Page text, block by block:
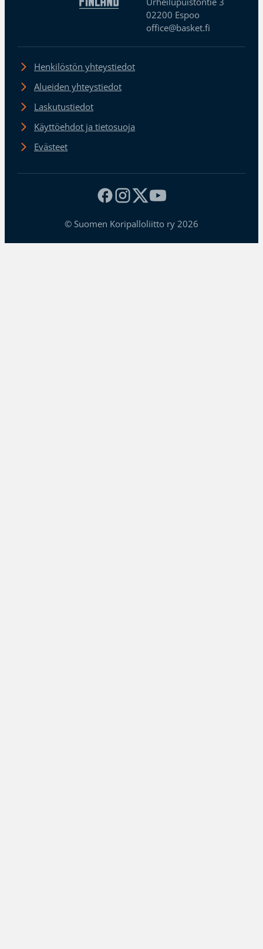
02200 Espoo
office@basket.fi
Henkilöstön yhteystiedot
Alueiden yhteystiedot
Laskutustiedot
Käyttöehdot ja tietosuoja
Evästeet
© Suomen Koripalloliitto ry 2026